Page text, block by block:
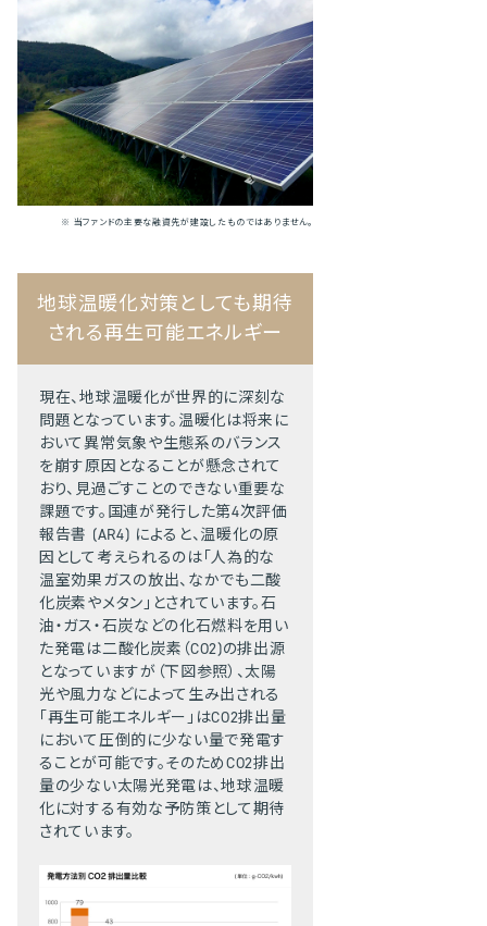
※ 当ファンドの主要な融資先が建設したものではありません。
地球温暖化対策としても期待
される再生可能エネルギー
現在、地球温暖化が世界的に深刻な
問題となっています。温暖化は将来に
おいて異常気象や生態系のバランス
を崩す原因となることが懸念されて
おり、見過ごすことのできない重要な
課題です。国連が発行した第4次評価
報告書 (AR4) によると、温暖化の原
因として考えられるのは「人為的な
温室効果ガスの放出、なかでも二酸
化炭素やメタン」とされています。石
油・ガス・石炭などの化石燃料を用い
た発電は二酸化炭素（CO2)の排出源
となっていますが（下図参照）、太陽
光や風力などによって生み出される
「再生可能エネルギー」はCO2排出量
において圧倒的に少ない量で発電す
ることが可能です。そのためCO2排出
量の少ない太陽光発電は、地球温暖
化に対する有効な予防策として期待
されています。